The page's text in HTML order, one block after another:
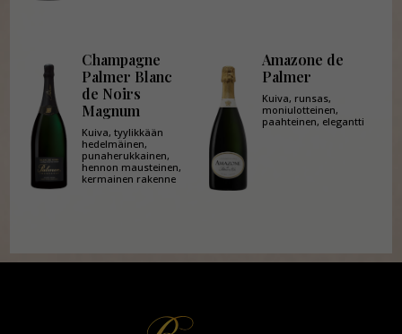
Champagne
Palmer Blanc
de Noirs
Magnum
Kuiva, tyylikkään
hedelmäinen,
punaherukkainen,
hennon mausteinen,
kermainen rakenne
Amazone de
Palmer
Kuiva, runsas,
moniulotteinen,
paahteinen, elegantti